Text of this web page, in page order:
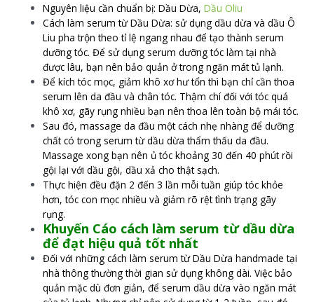
Nguyên liệu cần chuẩn bị: Dầu Dừa, Dầu Oliu
Cách làm serum từ Dầu Dừa: sử dụng dầu dừa và dầu Ô
Liu pha trộn theo tỉ lệ ngang nhau để tạo thành serum
dưỡng tóc. Để sử dụng serum dưỡng tóc làm tại nhà
được lâu, bạn nên bảo quản ở trong ngăn mát tủ lạnh.
Để kích tóc mọc, giảm khô xơ hư tổn thì bạn chỉ cần thoa
serum lên da đầu và chân tóc. Thậm chí đối với tóc quá
khô xơ, gãy rụng nhiều bạn nên thoa lên toàn bộ mái tóc.
Sau đó, massage da đầu một cách nhẹ nhàng để dưỡng
chất có trong serum từ dầu dừa thẩm thấu da đầu.
Massage xong bạn nên ủ tóc khoảng 30 đến 40 phút rồi
gội lại với dầu gội, dầu xả cho thật sạch.
Thực hiện đều đặn 2 đến 3 lần mỗi tuần giúp tóc khỏe
hơn, tóc con mọc nhiều và giảm rõ rệt tình trạng gãy
rụng.
Khuyến Cáo cách làm serum từ dầu dừa
để đạt hiệu quả tốt nhất
Đối với những cách làm serum từ Dầu Dừa handmade tại
nhà thông thường thời gian sử dụng không dài. Việc bảo
quản mặc dù đơn giản, để serum dầu dừa vào ngăn mát